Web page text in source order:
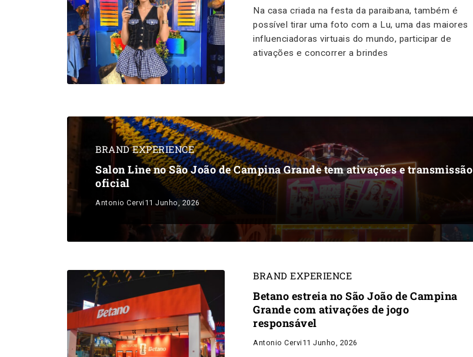
Na casa criada na festa da paraibana, também é
possível tirar uma foto com a Lu, uma das maiores
influenciadoras virtuais do mundo, participar de
ativações e concorrer a brindes
BRAND EXPERIENCE
Salon Line no São João de Campina Grande tem ativações e transmissão
oficial
Antonio Cervi 11 Junho, 2026
BRAND EXPERIENCE
Betano estreia no São João de Campina
Grande com ativações de jogo
responsável
Antonio Cervi 11 Junho, 2026